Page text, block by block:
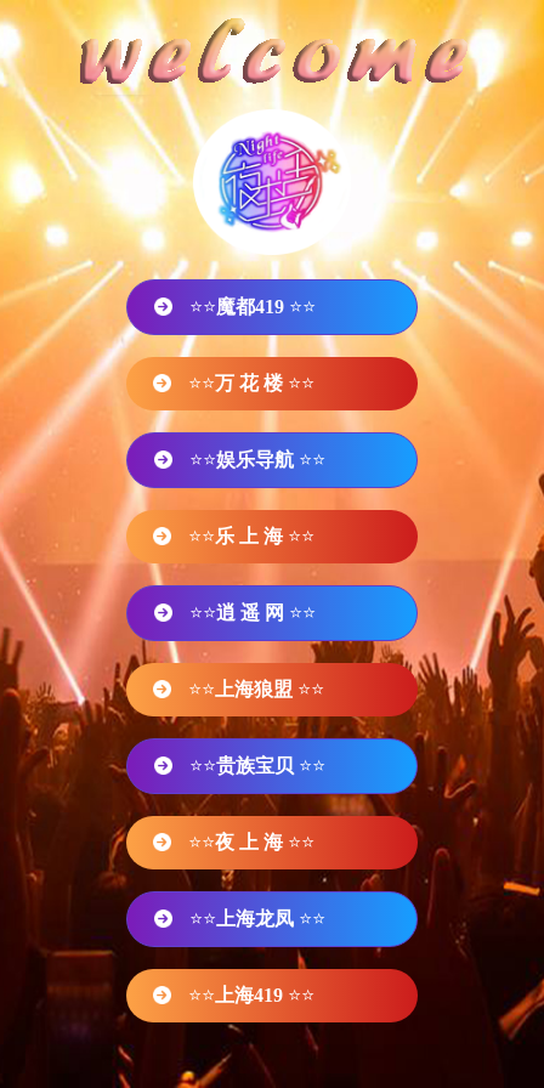
⭐⭐魔都419 ⭐⭐
⭐⭐万 花 楼 ⭐⭐
⭐⭐娱乐导航 ⭐⭐
⭐⭐乐 上 海 ⭐⭐
⭐⭐逍 遥 网 ⭐⭐
⭐⭐ 上海狼盟 ⭐⭐
⭐⭐贵族宝贝 ⭐⭐
⭐⭐夜 上 海 ⭐⭐
⭐⭐ 上海龙凤 ⭐⭐
⭐⭐ 上海419 ⭐⭐